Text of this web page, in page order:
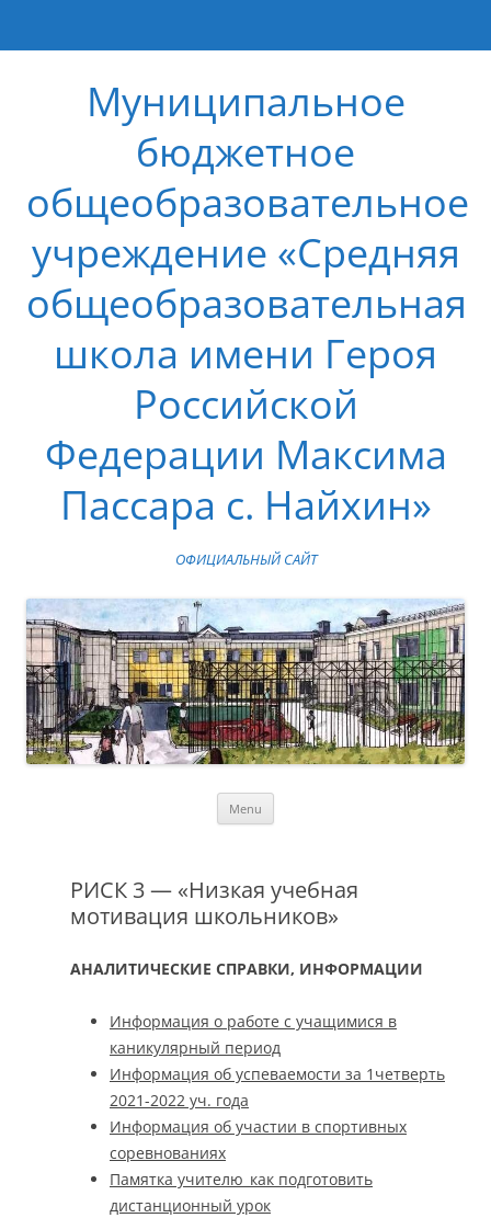
Муниципальное
бюджетное
общеобразовательное
учреждение «Средняя
общеобразовательная
школа имени Героя
Российской
Федерации Максима
Пассара с. Найхин»
ОФИЦИАЛЬНЫЙ САЙТ
Menu
РИСК 3 — «Низкая учебная
мотивация школьников»
АНАЛИТИЧЕСКИЕ СПРАВКИ, ИНФОРМАЦИИ
Информация о работе с учащимися в
каникулярный период
Информация об успеваемости за 1четверть
2021-2022 уч. года
Информация об участии в спортивных
соревнованиях
Памятка учителю_как подготовить
дистанционный урок